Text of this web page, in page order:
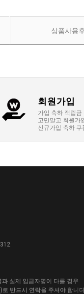
상품사용
회원가입
가입 축하 적립금
고민말고 회원가
신규가입 축하 쿠
실제 입금자명이 다를 경우
반드시 연락을 주셔야 합니